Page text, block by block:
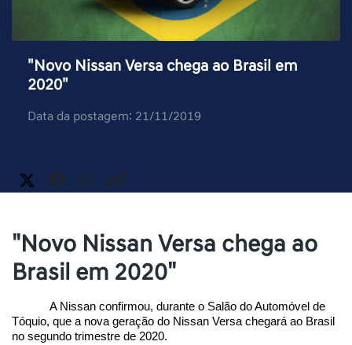
"Novo Nissan Versa chega ao Brasil em
2020"
Data da postagem: 21/11/2019
"Novo Nissan Versa chega ao
Brasil em 2020"
A Nissan confirmou, durante o Salão do Automóvel de
Tóquio, que a nova geração do Nissan Versa chegará ao Brasil
no segundo trimestre de 2020.